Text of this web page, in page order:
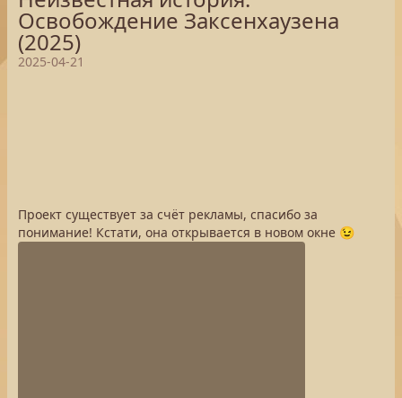
Освобождение Заксенхаузена
(2025)
2025-04-21
Проект существует за счёт рекламы, спасибо за
понимание! Кстати, она открывается в новом окне 😉